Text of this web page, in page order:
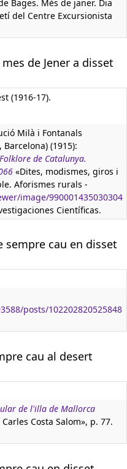
Bages. Mès de janer. Dia
del Centre Excursionista
de Jener a disset
(1916-17).
Milà i Fontanals
(1915):
de Catalunya.
«Dites, modismes, giros i
Aforismes rurals -
image/990001435030304
Científicas.
cau en disset
posts/102202820525848
cau al desert
de l'illa de Mallorca
Costa Salom», p. 77.